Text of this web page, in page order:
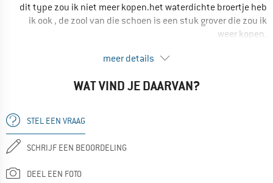
Ja, ik zou het product aan een vriend aanraden
dit type zou ik niet meer kopen.het waterdichte broertje heb
ik ook , de zool van die schoen is een stuk grover die zou ik
weer kopen.
--- review of an older model ---
meer details
WAT VIND JE DAARVAN?
STEL EEN VRAAG
SCHRIJF EEN BEOORDELING
DEEL EEN FOTO